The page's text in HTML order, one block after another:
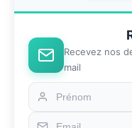
Recevez nos
mail